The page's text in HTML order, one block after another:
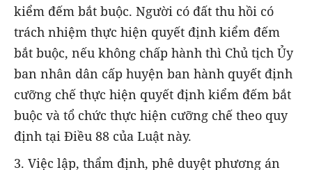
kiểm đếm bắt buộc. Người có đất thu hồi có
trách nhiệm thực hiện quyết định kiểm đếm
bắt buộc, nếu không chấp hành thì Chủ tịch Ủy
ban nhân dân cấp huyện ban hành quyết định
cưỡng chế thực hiện quyết định kiểm đếm bắt
buộc và tổ chức thực hiện cưỡng chế theo quy
định tại Điều 88 của Luật này.
3. Việc lập, thẩm định, phê duyệt phương án